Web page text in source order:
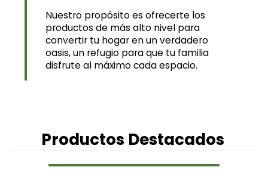
Nuestro propósito es ofrecerte los
productos de más alto nivel para
convertir tu hogar en un verdadero
oasis, un refugio para que tu familia
disfrute al máximo cada espacio.
Productos Destacados